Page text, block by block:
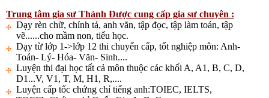
Trung tâm gia sư Thành Được cung cấp gia sư chuyên :
Dạy rèn chữ, chính tả, anh văn, tập đọc, tập làm toán, tập
vẽ......cho mầm non, tiểu học.
Dạy từ lớp 1->lớp 12 thi chuyển cấp, tốt nghiệp môn: Anh-
Toán- Lý- Hóa- Văn- Sinh....
Luyện thi đại học tất cả môn thuộc các khối A, A1, B, C, D,
D1...V, V1, T, M, H1, R,....
Luyện cấp tốc chứng chỉ tiếng anh:TOIEC, IELTS,